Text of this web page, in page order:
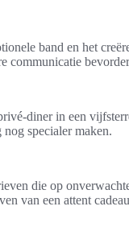
band en het
communicatie
diner in een
specialer maken.
die op
van een attent